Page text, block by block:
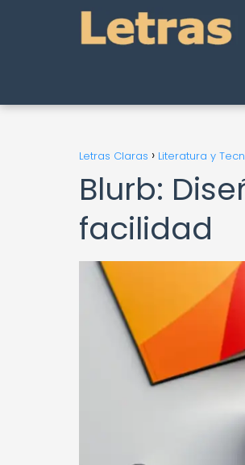
Letras Claras Literatura y
Blurb:
facilidad